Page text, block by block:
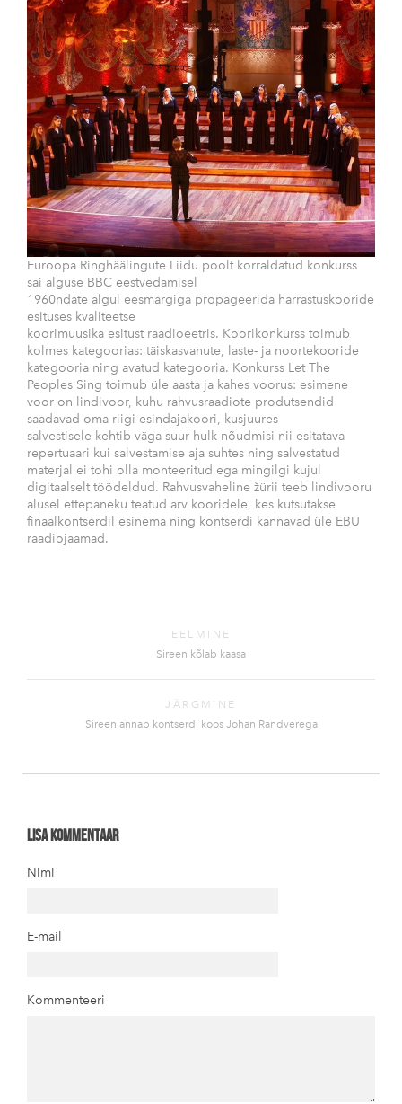
Euroopa Ringhäälingute Liidu poolt korraldatud konkurss
sai alguse BBC eestvedamisel
1960ndate algul eesmärgiga propageerida harrastuskooride
esituses kvaliteetse
koorimuusika esitust raadioeetris. Koorikonkurss toimub
kolmes kategoorias: täiskasvanute, laste- ja noortekooride
kategooria ning avatud kategooria. Konkurss Let The
Peoples Sing toimub üle aasta ja kahes voorus: esimene
voor on lindivoor, kuhu rahvusraadiote produtsendid
saadavad oma riigi esindajakoori, kusjuures
salvestisele kehtib väga suur hulk nõudmisi nii esitatava
repertuaari kui salvestamise aja suhtes ning salvestatud
materjal ei tohi olla monteeritud ega mingilgi kujul
digitaalselt töödeldud. Rahvusvaheline žürii teeb lindivooru
alusel ettepaneku teatud arv kooridele, kes kutsutakse
finaalkontserdil esinema ning kontserdi kannavad üle EBU
raadiojaamad.
EELMINE
Sireen kõlab kaasa
JÄRGMINE
Sireen annab kontserdi koos Johan Randverega
Lisa kommentaar
Nimi
E-mail
Kommenteeri